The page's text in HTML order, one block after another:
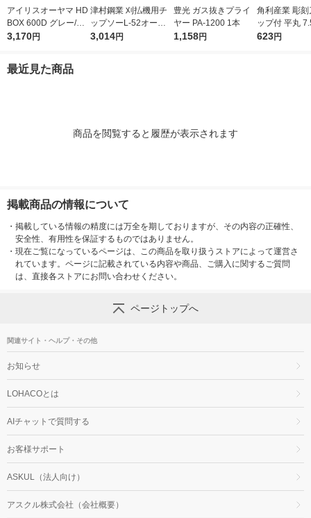
アイリスオーヤマ HD
BOX 600D グレー/モ
スグリーン 1台
3,170円
津村鋼業 刈払機用チ
ップソーL-52オール
ラウンド L-52 230×2.
3,014円
豊光 ガス抜きプライ
ヤー PA-1200 1本
1,158円
角利産業 彫刻
ップ付 平丸
541 1個
623円
最近見た商品
商品を閲覧すると履歴が表示されます
掲載商品の情報について
・ 掲載している情報の精度には万全を期しておりますが、その内容の正確性、
安全性、有用性を保証するものではありません。
・ 現在ご覧になっているページは、この商品を取り扱うストアによって運営さ
れています。ページに記載されている内容や商品、ご購入に関するご質問
は、直接各ストアにお問い合わせください。
ページトップへ
関連サイト・ヘルプ・その他
お知らせ
LOHACOとは
AIチャットで質問する
お客様サポート
ASKUL（法人向け）
アスクル株式会社（会社概要）